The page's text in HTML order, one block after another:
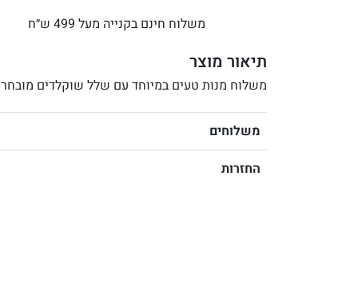
משלוח חינם בקנייה מעל 499 ש״ח
תיאור מוצר
משלוח מנות טעים במיוחד עם שלל שוקלדים
משלוחים
החזרות